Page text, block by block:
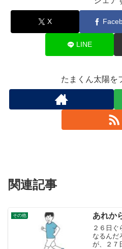
X
LINE
たまくん太陽を
関連記事
その他 あれか
２６日ぐ
なるんだ
が、２７